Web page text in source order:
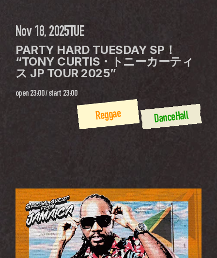
Nov 18, 2025TUE
PARTY HARD TUESDAY SP！
“TONY CURTIS・トニーカーティ
ス JP TOUR 2025”
open 23:00 / start 23:00
DanceHall
Reggae